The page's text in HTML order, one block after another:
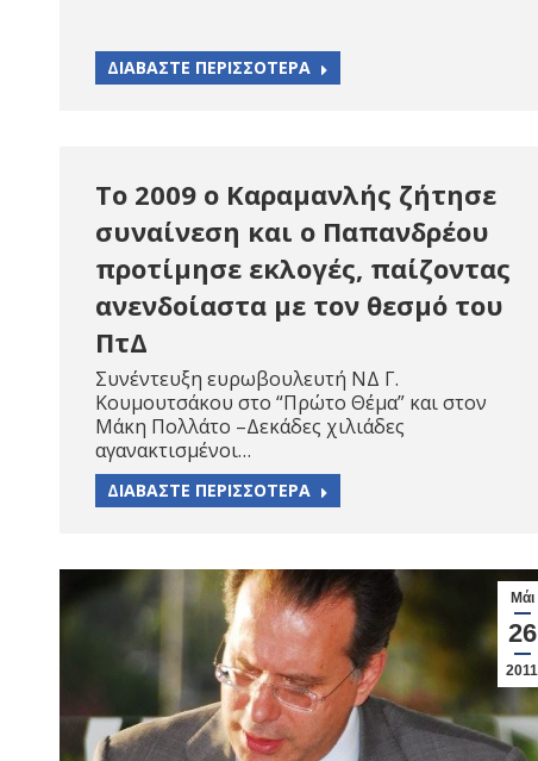
ΔΙΑΒΑΣΤΕ ΠΕΡΙΣΣΟΤΕΡΑ
Το 2009 ο Καραμανλής ζήτησε
συναίνεση και ο Παπανδρέου
προτίμησε εκλογές, παίζοντας
ανενδοίαστα με τον θεσμό του
ΠτΔ
Συνέντευξη ευρωβουλευτή ΝΔ Γ.
Κουμουτσάκου στο “Πρώτο Θέμα” και στον
Μάκη Πολλάτο –Δεκάδες χιλιάδες
αγανακτισμένοι…
ΔΙΑΒΑΣΤΕ ΠΕΡΙΣΣΟΤΕΡΑ
Μάι
26
2011